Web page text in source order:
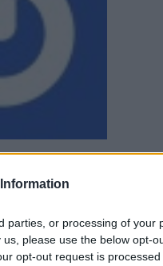
parties, or processing of your
please use the below opt-
opt-out request is